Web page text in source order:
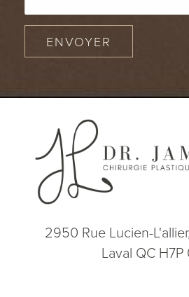
ENVOYER
2950 Rue Lucien-
Laval QC H7P